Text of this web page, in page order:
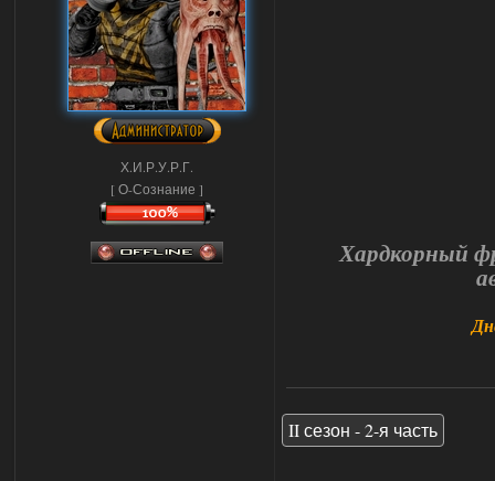
Х.И.Р.У.Р.Г.
[ О-Сознание ]
Хардкорный
II сезон - 2-я часть